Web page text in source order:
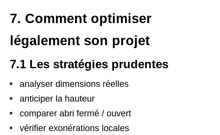
7. Comment optimiser
légalement son projet
7.1 Les stratégies prudentes
analyser dimensions réelles
anticiper la hauteur
comparer abri fermé / ouvert
vérifier exonérations locales